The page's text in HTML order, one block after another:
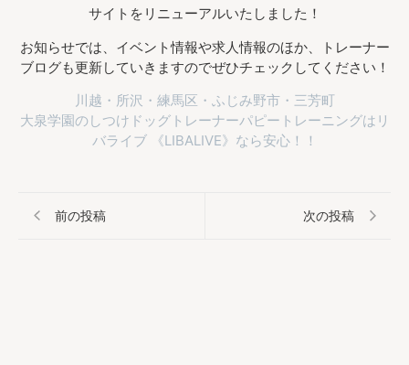
サイトをリニューアルいたしました！
お知らせでは、イベント情報や求人情報のほか、トレーナー
ブログも更新していきますのでぜひチェックしてください！
川越・所沢・練馬区・ふじみ野市・三芳町
大泉学園のしつけドッグトレーナーパピートレーニングはリ
バライブ 《LIBALIVE》なら安心！！
前の投稿 次の投稿